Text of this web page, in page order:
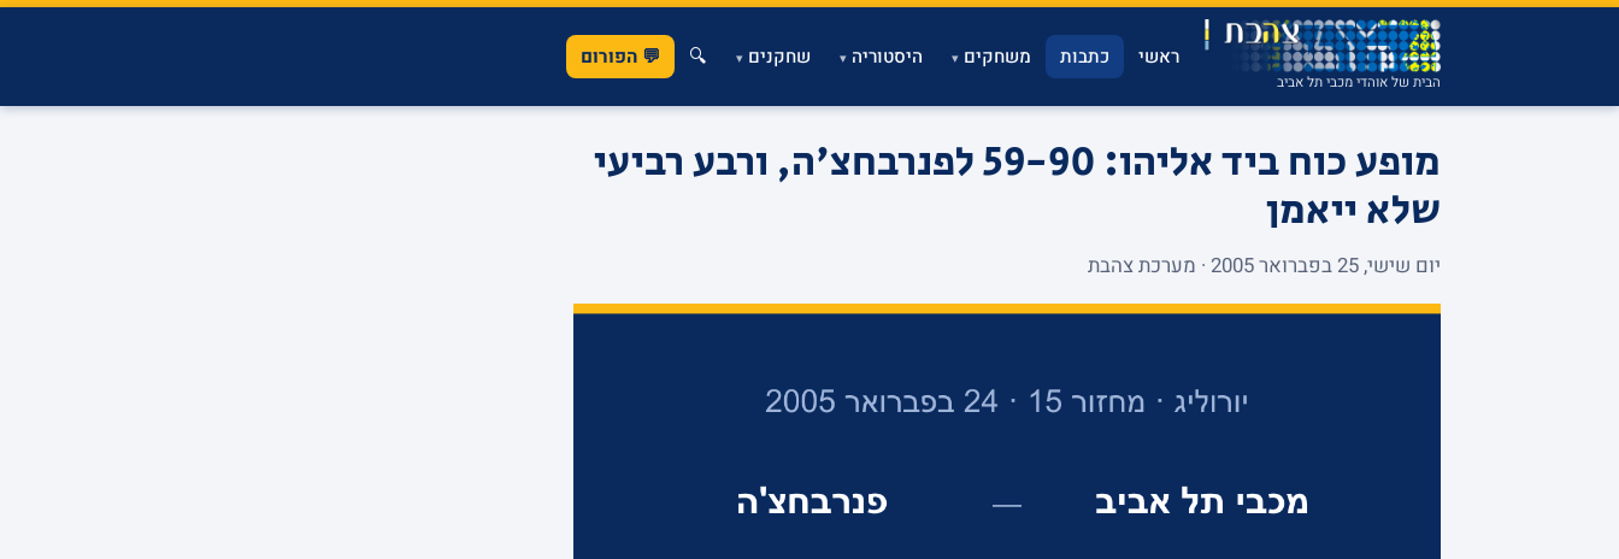
הבית של אוהדי מכבי תל אביב
ראשי כתבות משחקים▾ היסטוריה▾ שחקנים▾
🔍 💬 הפורום
מופע כוח ביד אליהו: 59-90 לפנרבחצ'ה, ורבע רביעי
שלא ייאמן
יום שישי, 25 בפברואר 2005 · מערכת צהבת